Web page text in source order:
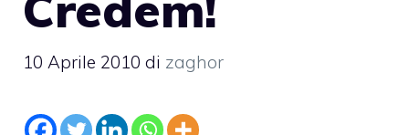
10 Aprile 2010 di zaghor